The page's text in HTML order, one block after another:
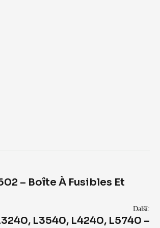
– Boîte À Fusibles Et
Další:
L3540, L4240, L5740 –